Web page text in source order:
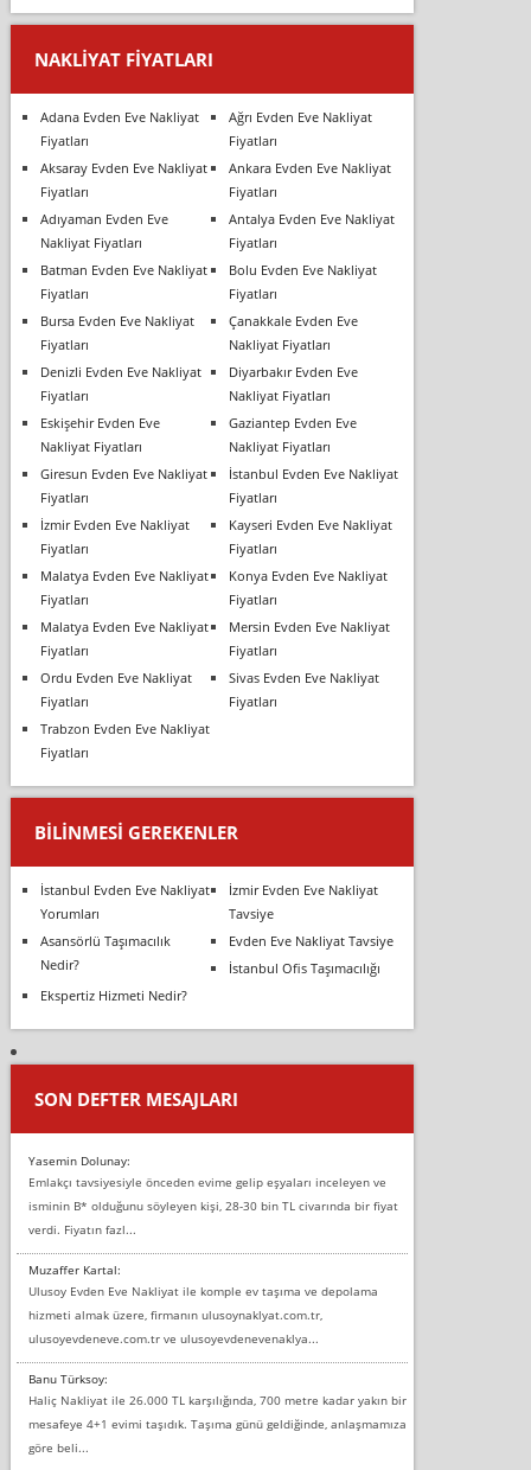
NAKLIYAT FIYATLARI
Adana Evden Eve Nakliyat
Fiyatları
Ağrı Evden Eve Nakliyat
Fiyatları
Aksaray Evden Eve Nakliyat
Fiyatları
Ankara Evden Eve Nakliyat
Fiyatları
Adıyaman Evden Eve
Nakliyat Fiyatları
Antalya Evden Eve Nakliyat
Fiyatları
Batman Evden Eve Nakliyat
Fiyatları
Bolu Evden Eve Nakliyat
Fiyatları
Bursa Evden Eve Nakliyat
Fiyatları
Çanakkale Evden Eve
Nakliyat Fiyatları
Denizli Evden Eve Nakliyat
Fiyatları
Diyarbakır Evden Eve
Nakliyat Fiyatları
Eskişehir Evden Eve
Nakliyat Fiyatları
Gaziantep Evden Eve
Nakliyat Fiyatları
Giresun Evden Eve Nakliyat
Fiyatları
İstanbul Evden Eve Nakliyat
Fiyatları
İzmir Evden Eve Nakliyat
Fiyatları
Kayseri Evden Eve Nakliyat
Fiyatları
Malatya Evden Eve Nakliyat
Fiyatları
Konya Evden Eve Nakliyat
Fiyatları
Malatya Evden Eve Nakliyat
Fiyatları
Mersin Evden Eve Nakliyat
Fiyatları
Ordu Evden Eve Nakliyat
Fiyatları
Sivas Evden Eve Nakliyat
Fiyatları
Trabzon Evden Eve Nakliyat
Fiyatları
BILINMESI GEREKENLER
İstanbul Evden Eve Nakliyat
Yorumları
İzmir Evden Eve Nakliyat
Tavsiye
Asansörlü Taşımacılık
Nedir?
Evden Eve Nakliyat Tavsiye
İstanbul Ofis Taşımacılığı
Ekspertiz Hizmeti Nedir?
SON DEFTER MESAJLARI
Yasemin Dolunay:
Emlakçı tavsiyesiyle önceden evime gelip eşyaları inceleyen ve
isminin B* olduğunu söyleyen kişi, 28-30 bin TL civarında bir fiyat
verdi. Fiyatın fazl...
Muzaffer Kartal:
Ulusoy Evden Eve Nakliyat ile komple ev taşıma ve depolama
hizmeti almak üzere, firmanın ulusoynaklyat.com.tr,
ulusoyevdeneve.com.tr ve ulusoyevdenevenaklya...
Banu Türksoy:
Haliç Nakliyat ile 26.000 TL karşılığında, 700 metre kadar yakın bir
mesafeye 4+1 evimi taşıdık. Taşıma günü geldiğinde, anlaşmamıza
göre beli...